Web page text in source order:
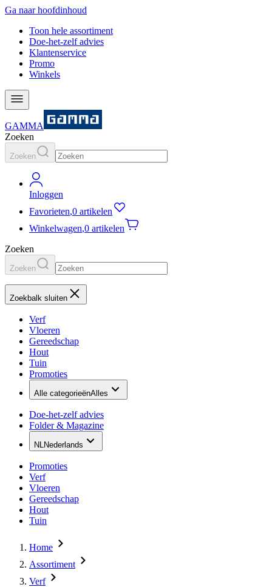
Ga naar hoofdinhoud
Toon hele assortiment
Doe-het-zelf advies
Klantenservice
Promo
Winkels
GAMMA
Zoeken
Zoeken
Inloggen
Favorieten,0 artikelen
Winkelwagen,0 artikelen
Zoeken
Zoeken
Zoekbalk sluiten
Verf
Vloeren
Gereedschap
Hout
Tuin
Promoties
Alle categorieënAlles
Doe-het-zelf advies
Folder & Magazine
NLNederlands
Promoties
Verf
Vloeren
Gereedschap
Hout
Tuin
Home
Assortiment
Verf